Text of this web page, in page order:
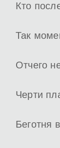
Кто
Так
Отчего
Черти
Беготня